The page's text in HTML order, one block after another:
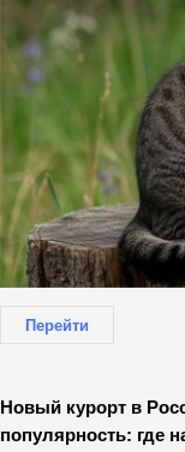
Перейти
Новый курорт в
популярность: где